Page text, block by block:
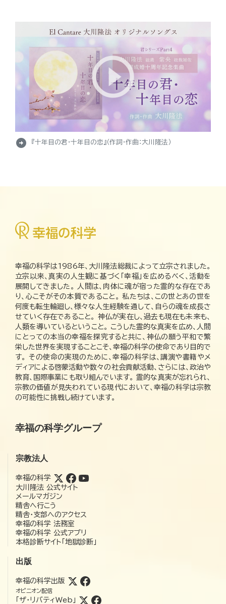
arrow_circle_right 『十年目の君・十年目の恋』（作詞・作曲：大川隆法）
幸福の科学は1986年、大川隆法総裁によって立宗されました。
立宗以来、真実の人生観に基づく「幸福」を広めるべく、活動を
展開してきました。 人間は、肉体に魂が宿った霊的な存在であ
り、心こそがその本質であること。 私たちは、この世とあの世を
何度も転生輪廻し、様々な人生経験を通して、自らの魂を成長さ
せていく存在であること。 神仏が実在し、過去も現在も未来も、
人類を導いているということ。 こうした霊的な真実を広め、人間
にとっての本当の幸福を探究すると共に、神仏の願う平和で繁
栄した世界を実現することこそ、幸福の科学の使命であり目的で
す。 その使命の実現のために、幸福の科学は、講演や書籍やメ
ディアによる啓蒙活動や数々の社会貢献活動、さらには、政治や
教育、国際事業にも取り組んでいます。 霊的な真実が忘れられ、
宗教の価値が見失われている現代において、幸福の科学は宗教
の可能性に挑戦し続けています。
幸福の科学グループ
宗教法人
幸福の科学
大川隆法 公式サイト
メールマガジン
精舎へ行こう
精舎・支部へのアクセス
幸福の科学 法務室
幸福の科学 公式アプリ
本格診断サイト「地獄診断」
出版
幸福の科学出版
オピニオン配信
「ザ・リバティWeb」